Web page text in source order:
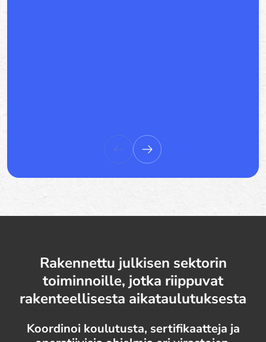
Rakennettu julkisen sektorin
toiminnoille, jotka riippuvat
rakenteellisesta aikataulutuksesta
Koordinoi koulutusta, sertifikaatteja ja